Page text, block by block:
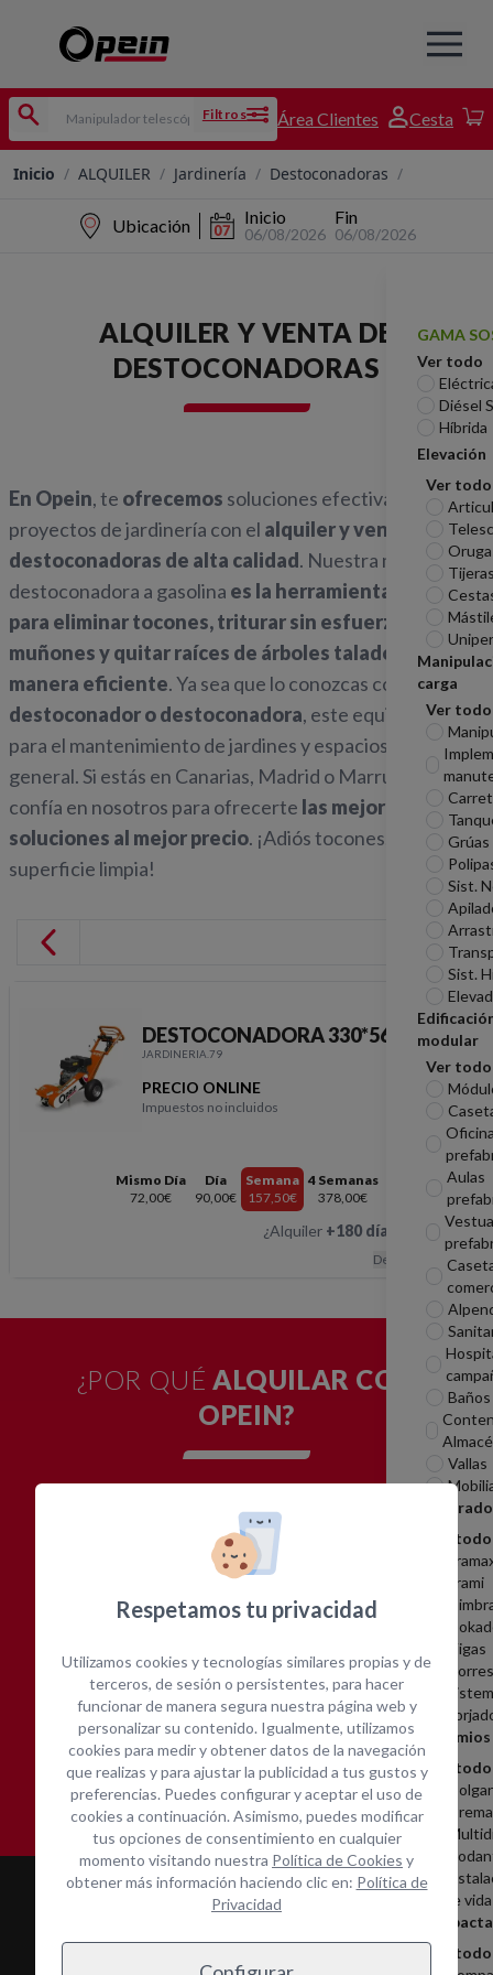
Filtros Área Clientes Cesta
Inicio / ALQUILER / Jardinería / Destoconadoras /
Ubicación Inicio
06/08/2026
Fin
06/08/2026
GAMA
Ver todo
Diésel
Híbrida
Elevación
Ver todo
carga
Ver todo
Grúas
Sist.
Sist.
modular
Ver todo
Aulas
Vallas
Encofrado
Ver todo
Frami
Vigas
Andamios
Ver todo
de vida
Ver todo
ALQUILER Y VENTA DE
DESTOCONADORAS
En Opein, te ofrecemos soluciones efectivas para tus
proyectos de jardinería con el alquiler y venta de
destoconadoras de alta calidad. Nuestra máquina
destoconadora a gasolina es la herramienta perfecta
para eliminar tocones, triturar sin esfuerzo los
muñones y quitar raíces de árboles talados de
manera eficiente. Ya sea que lo conozcas como
destoconador o destoconadora, este equipo es ideal
para el mantenimiento de jardines y espacios verdes en
general. Si estás en Canarias, Madrid o Marruecos,
confía en nosotros para ofrecerte las mejores
soluciones al mejor precio. ¡Adiós tocones, hola
superficie limpia!
DESTOCONADORA 330*560MM
JARDINERIA.79
PRECIO ONLINE
Impuestos no incluidos
DESTOCONADORA
Mismo Día
72,00€
Día
90,00€
Semana
157,50€
4 Semanas
378,00€
¿Alquiler +180 días Hablemos
Descripción
¿POR QUÉALQUILAR CON
OPEIN?
Cotización inmediata
Asistencia técnica in-
situ
Contacta con nosotros
Respetamos tu privacidad
Utilizamos cookies y tecnologías similares propias y de
terceros, de sesión o persistentes, para hacer
funcionar de manera segura nuestra página web y
personalizar su contenido. Igualmente, utilizamos
cookies para medir y obtener datos de la navegación
que realizas y para ajustar la publicidad a tus gustos y
preferencias. Puedes configurar y aceptar el uso de
cookies a continuación. Asimismo, puedes modificar
tus opciones de consentimiento en cualquier
momento visitando nuestra Política de Cookies y
obtener más información haciendo clic en: Política de
Privacidad